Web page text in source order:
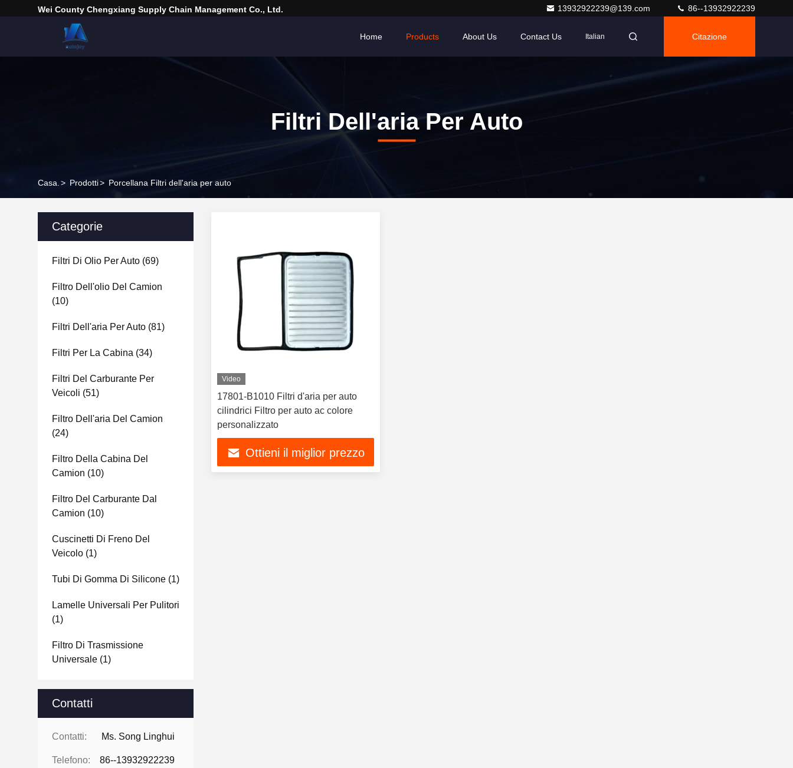
Wei County Chengxiang Supply Chain Management Co., Ltd. 13932922239@139.com 86--13932922239
Home Products About Us Contact Us Italian Citazione
Filtri Dell'aria Per Auto
Casa. > Prodotti> Porcellana Filtri dell'aria per auto
Categorie
Filtri Di Olio Per Auto (69)
Filtro Dell'olio Del Camion
(10)
Filtri Dell'aria Per Auto (81)
Filtri Per La Cabina (34)
Filtri Del Carburante Per
Veicoli (51)
Filtro Dell'aria Del Camion
(24)
Filtro Della Cabina Del
Camion (10)
Filtro Del Carburante Dal
Camion (10)
Cuscinetti Di Freno Del
Veicolo (1)
Tubi Di Gomma Di Silicone (1)
Lamelle Universali Per Pulitori
(1)
Filtro Di Trasmissione
Universale (1)
Contatti
Contatti: Ms. Song Linghui
Telefono: 86--13932922239
Video
17801-B1010 Filtri d'aria per auto
cilindrici Filtro per auto ac colore
personalizzato
Ottieni il miglior prezzo